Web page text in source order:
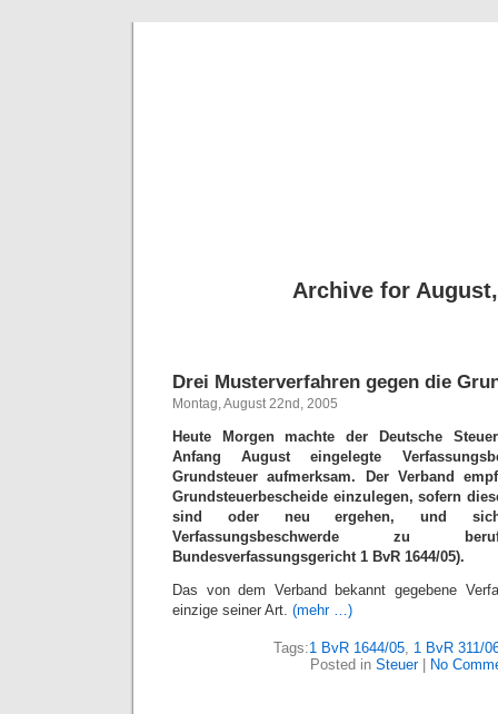
Archive for
Drei Musterverfahren gegen die
Montag, August 22nd, 2005
Heute Morgen machte der Deutsche
Anfang August eingelegte
Grundsteuer aufmerksam. Der Verband
Grundsteuerbescheide einzulegen, sofern
sind oder neu ergehen, und
Verfassungsbeschwerde zu
Bundesverfassungsgericht 1 BvR 1644/05).
Das von dem Verband bekannt gegebene
einzige seiner Art. (mehr …)
Tags:1 BvR 1644/05, 1 BvR 311/
Posted in Steuer| No